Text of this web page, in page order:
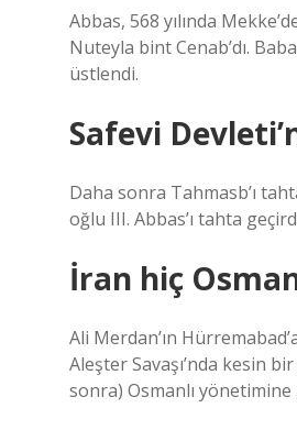
Abbas, 568 yılında
Nuteyla bint Cenab’dı.
üstlendi.
Safevi
Daha sonra Tahmasb’ı
oğlu III. Abbas’ı tahta
İran hiç
Ali Merdan’ın
Aleşter Savaşı’nda kesin
sonra) Osmanlı yönetimine